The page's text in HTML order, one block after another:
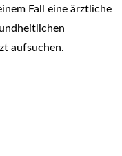
Fall eine ärztliche
aufsuchen.